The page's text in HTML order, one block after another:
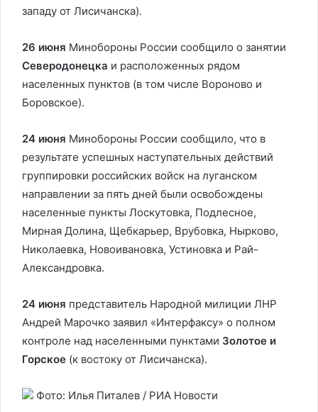
западу от Лисичанска).
26 июня Минобороны России сообщило о занятии
Северодонецка и расположенных рядом
населенных пунктов (в том числе Вороново и
Боровское).
24 июня Минобороны России сообщило, что в
результате успешных наступательных действий
группировки российских войск на луганском
направлении за пять дней были освобождены
населенные пункты Лоскутовка, Подлесное,
Мирная Долина, Щебкарьер, Врубовка, Нырково,
Николаевка, Новоивановка, Устиновка и Рай-
Александровка.
24 июня представитель Народной милиции ЛНР
Андрей Марочко заявил «Интерфаксу» о полном
контроле над населенными пунктами Золотое и
Горское (к востоку от Лисичанска).
Фото: Илья Питалев / РИА Новости